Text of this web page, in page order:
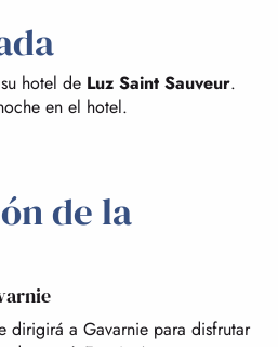
hotel de Luz Saint Sauveur.
en el hotel.
de la
dirigirá a Gavarnie para disfrutar